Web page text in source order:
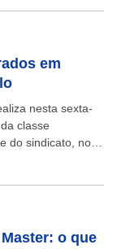
em
nesta sexta-
classe
do sindicato, no
o que